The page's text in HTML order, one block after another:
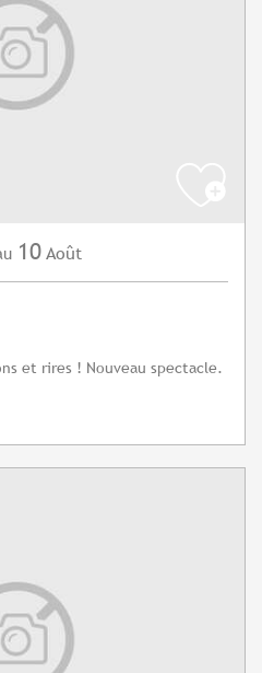
10 Août
et rires ! Nouveau spectacle.